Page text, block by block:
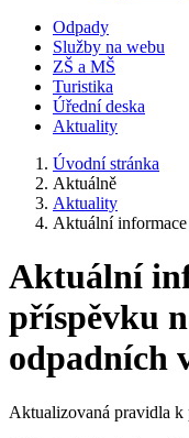
Odpady
Služby na webu
ZŠ a MŠ
Turistika
Úřední deska
Aktuality
Úvodní stránka
Aktuálně
Aktuality
Aktuální
Aktuální
příspěvku
odpadních
Aktualizovaná pravidla k